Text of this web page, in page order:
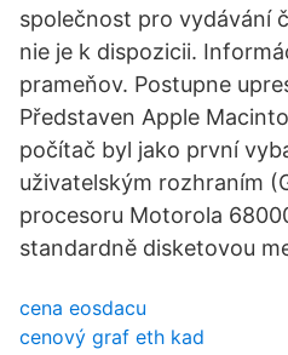
společnost pro vydávání
nie je k dispozicii.
prameňov. Postupne
Představen Apple
počítač byl jako první
uživatelským rozhraním
procesoru Motorola
standardně disketovou
cena eosdacu
cenový graf eth kad